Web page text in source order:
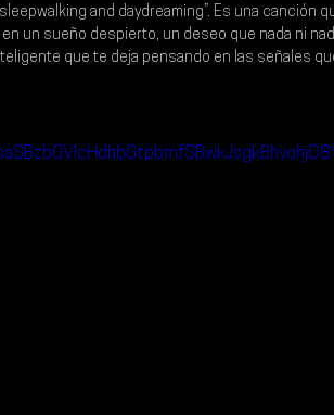
and daydreaming”. Es una canción
un sueño despierto, un deseo que nada ni
que te deja pensando en las señales